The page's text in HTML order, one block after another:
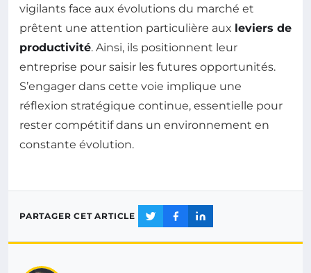
vigilants face aux évolutions du marché et
prêtent une attention particulière aux leviers de
productivité. Ainsi, ils positionnent leur
entreprise pour saisir les futures opportunités.
S’engager dans cette voie implique une
réflexion stratégique continue, essentielle pour
rester compétitif dans un environnement en
constante évolution.
PARTAGER CET ARTICLE